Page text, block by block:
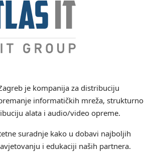
je kompanija za distribuciju
informatičkih mreža, strukturno
alata i audio/video opreme.
suradnje kako u dobavi najboljih
i edukaciji naših partnera.